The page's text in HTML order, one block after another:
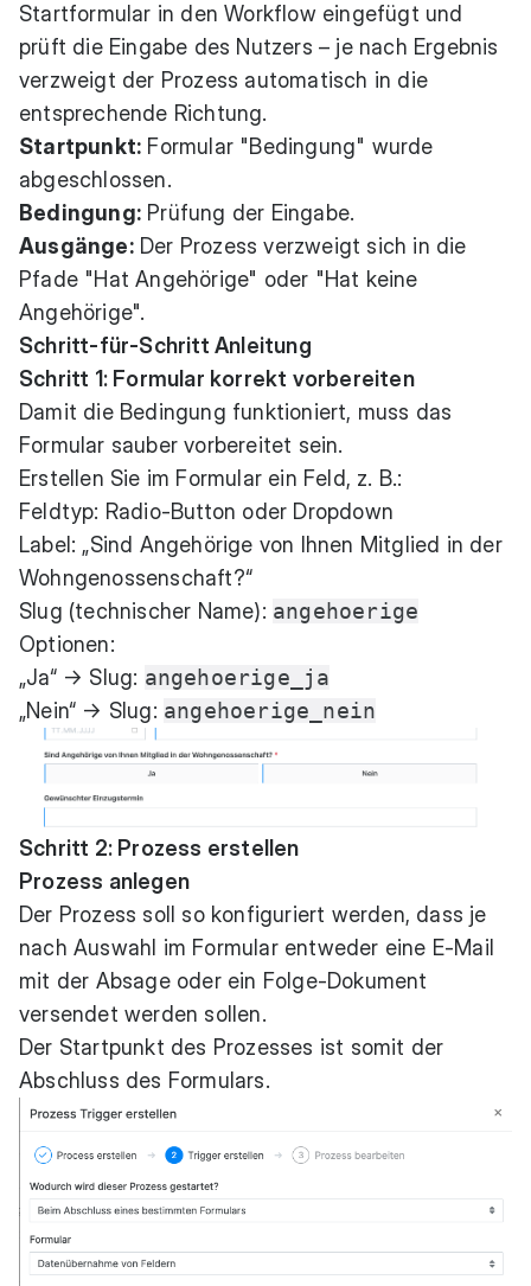
Startformular in den Workflow eingefügt und
prüft die Eingabe des Nutzers – je nach Ergebnis
verzweigt der Prozess automatisch in die
entsprechende Richtung.
Startpunkt: Formular "Bedingung" wurde
abgeschlossen.
Bedingung: Prüfung der Eingabe.
Ausgänge:Der Prozess verzweigt sich in die
Pfade "Hat Angehörige" oder "Hat keine
Angehörige".
Schritt-für-Schritt Anleitung
Schritt 1: Formular korrekt vorbereiten
Damit die Bedingung funktioniert, muss das
Formular sauber vorbereitet sein.
Erstellen Sie im Formular ein Feld, z. B.:
Feldtyp: Radio-Button oder Dropdown
Label: „Sind Angehörige von Ihnen Mitglied in der
Wohngenossenschaft?“
Slug (technischer Name): angehoerige
Optionen:
„Ja“ → Slug: angehoerige_ja
„Nein“ → Slug: angehoerige_nein
Schritt 2: Prozess erstellen
Prozess anlegen
Der Prozess soll so konfiguriert werden, dass je
nach Auswahl im Formular entweder eine E-Mail
mit der Absage oder ein Folge-Dokument
versendet werden sollen.
Der Startpunkt des Prozesses ist somit der
Abschluss des Formulars.